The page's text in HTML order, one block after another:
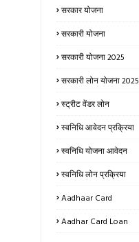
सरकार योजना
सरकारी योजना
सरकारी योजना 2025
सरकारी लोन योजना 2025
स्ट्रीट वेंडर लोन
स्वनिधि आवेदन प्रक्रिया
स्वनिधि योजना आवेदन
स्वनिधि लोन प्रक्रिया
Aadhaar Card
Aadhar Card Loan